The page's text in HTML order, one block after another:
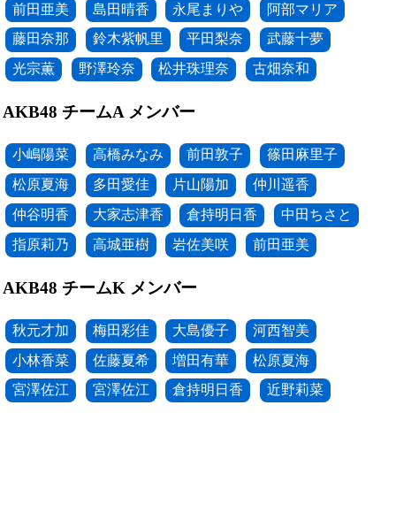
前田亜美
島田晴香 永尾まりや
阿部マリア
藤田奈那
鈴木紫帆里 平田梨奈
武藤十夢
光宗薫
野澤玲奈 松井珠理奈 古畑奈和
AKB48 チームA メンバー
小嶋陽菜 高橋みなみ 前田敦子
篠田麻里子
松原夏海
多田愛佳 片山陽加
仲川遥香
仲谷明香
大家志津香 倉持明日香
中田ちさと
指原莉乃
高城亜樹 岩佐美咲 前田亜美
AKB48 チームK メンバー
秋元才加 梅田彩佳 大島優子
河西智美
小林香菜
佐藤夏希 増田有華
松原夏海
宮澤佐江
宮澤佐江 倉持明日香 近野莉菜